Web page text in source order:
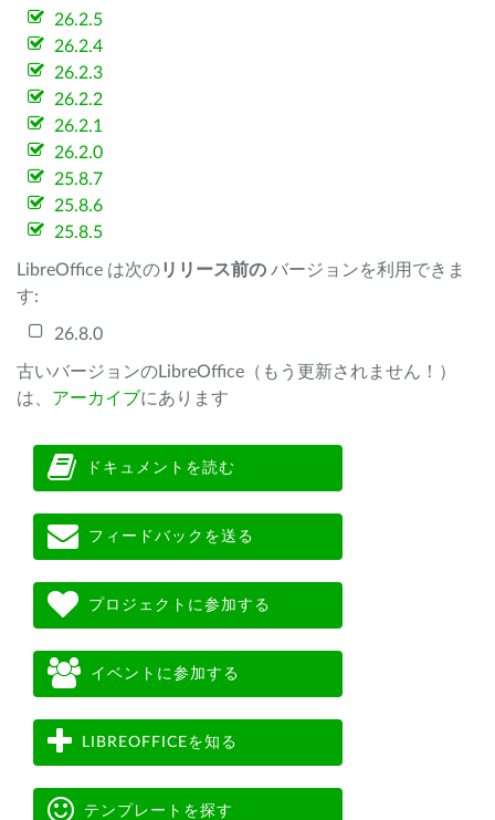
26.2.5
26.2.4
26.2.3
26.2.2
26.2.1
26.2.0
25.8.7
25.8.6
25.8.5
LibreOffice は次のリリース前の バージョンを利用できま
す:
26.8.0
古いバージョンのLibreOffice（もう更新されません！）
は、 アーカイブにあります
ドキュメントを読む
フィードバックを送る
プロジェクトに参加する
イベントに参加する
LIBREOFFICEを知る
テンプレートを探す